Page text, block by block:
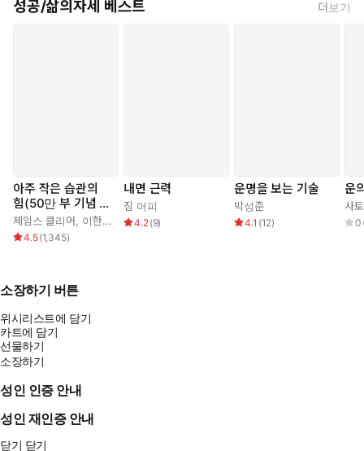
성공/삶의자세 베스트 더보기
아주 작은 습관의
힘(50만 부 기념 스
페셜 에디션)
제임스 클리어, 이한이
4.5(1,345)
내면 근력
짐 머피
4.2(9)
운명을 보는 기술
박성준
4.1 (12)
운
사
0
소장하기 버튼
위시리스트에 담기
카트에 담기
선물하기
소장하기
성인 인증 안내
성인 재인증 안내
닫기 닫기